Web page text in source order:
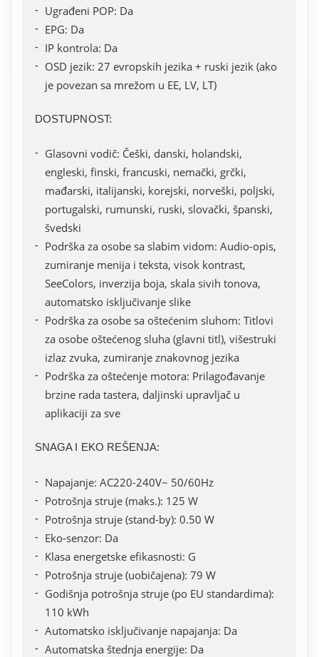
Ugrađeni POP: Da
EPG: Da
IP kontrola: Da
OSD jezik: 27 evropskih jezika + ruski jezik (ako
je povezan sa mrežom u EE, LV, LT)
DOSTUPNOST:
Glasovni vodič: Češki, danski, holandski,
engleski, finski, francuski, nemački, grčki,
mađarski, italijanski, korejski, norveški, poljski,
portugalski, rumunski, ruski, slovački, španski,
švedski
Podrška za osobe sa slabim vidom: Audio-opis,
zumiranje menija i teksta, visok kontrast,
SeeColors, inverzija boja, skala sivih tonova,
automatsko isključivanje slike
Podrška za osobe sa oštećenim sluhom: Titlovi
za osobe oštećenog sluha (glavni titl), višestruki
izlaz zvuka, zumiranje znakovnog jezika
Podrška za oštećenje motora: Prilagođavanje
brzine rada tastera, daljinski upravljač u
aplikaciji za sve
SNAGA I EKO REŠENJA:
Napajanje: AC220-240V~ 50/60Hz
Potrošnja struje (maks.): 125 W
Potrošnja struje (stand-by): 0.50 W
Eko-senzor: Da
Klasa energetske efikasnosti: G
Potrošnja struje (uobičajena): 79 W
Godišnja potrošnja struje (po EU standardima):
110 kWh
Automatsko isključivanje napajanja: Da
Automatska štednja energije: Da